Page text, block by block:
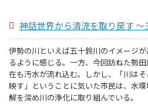
神話世界から清流を取り戻す
伊勢の川といえば五十鈴川のイメージ
るように感じる。一方、今回訪ねた勢
在も汚水が流れ込む。しかし、「川は
映す」ということに気いた市民は、水
解を深め川の浄化に取り組んでいる。